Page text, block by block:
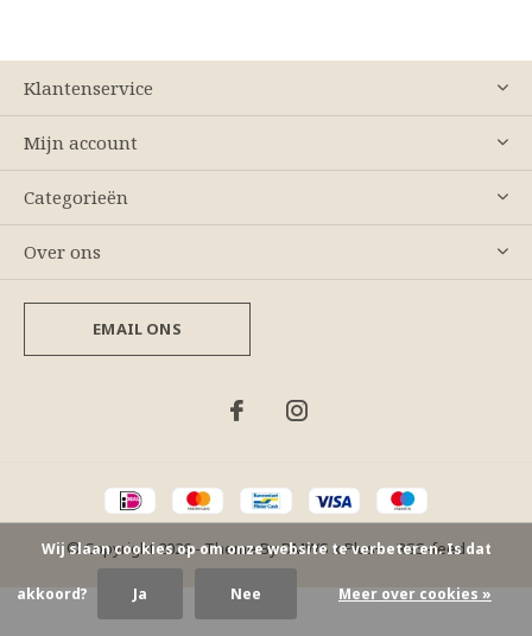
Klantenservice
Mijn account
Categorieën
Over ons
EMAIL ONS
© Copyright2026- Theme ByDMWS xPlus+-RSS-feed
Wij slaan cookies op om onze website te verbeteren. Is dat
akkoord? Ja Nee Meer over cookies »